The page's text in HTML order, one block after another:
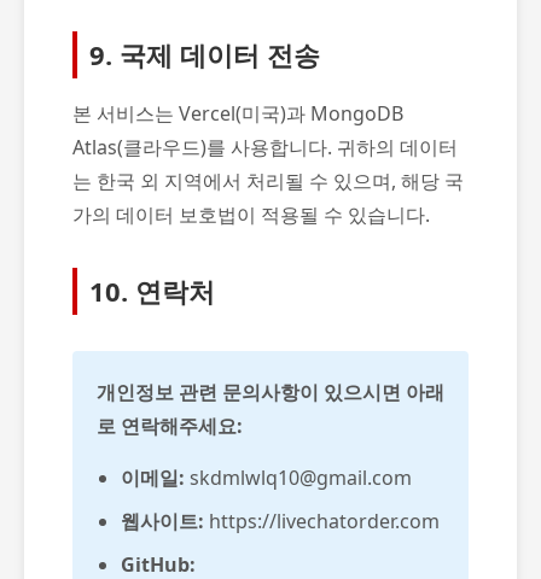
9. 국제 데이터 전송
본 서비스는 Vercel(미국)과 MongoDB
Atlas(클라우드)를 사용합니다. 귀하의 데이터
는 한국 외 지역에서 처리될 수 있으며, 해당 국
가의 데이터 보호법이 적용될 수 있습니다.
10. 연락처
개인정보 관련 문의사항이 있으시면 아래
로 연락해주세요:
이메일: skdmlwlq10@gmail.com
웹사이트: https://livechatorder.com
GitHub: